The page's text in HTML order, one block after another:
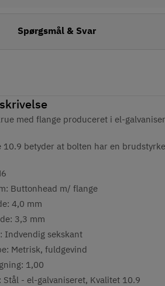
med flange produceret i el-
10.9 betyder at bolten har en
Buttonhead m/ flange
4,0 mm
3,3 mm
Indvendig sekskant
Metrisk, fuldgevind
1,00
Stål - el-galvaniseret, Kvalitet 10.9
Spørgsmål & Svar